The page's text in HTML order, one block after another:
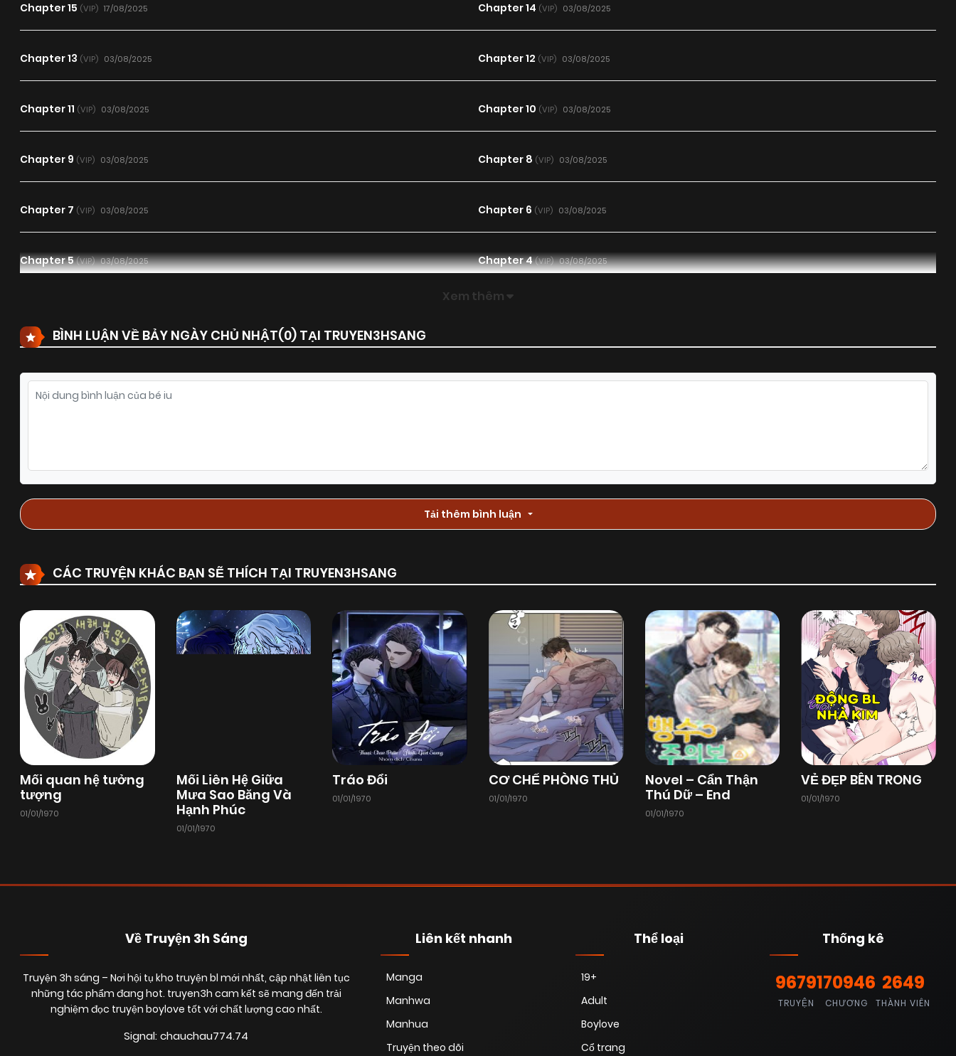
Chapter 15 (VIP) 17/08/2025 Chapter 14 (VIP) 03/08/2025
Chapter 13 (VIP) 03/08/2025 Chapter 12 (VIP) 03/08/2025
Chapter 11 (VIP) 03/08/2025 Chapter 10 (VIP) 03/08/2025
Chapter 9 (VIP) 03/08/2025 Chapter 8 (VIP) 03/08/2025
Chapter 7 (VIP) 03/08/2025 Chapter 6 (VIP) 03/08/2025
Chapter 5(VIP) 03/08/2025 Chapter 4(VIP) 03/08/2025
Xem thêm
BÌNH LUẬN VỀ BẢY NGÀY CHỦ NHẬT(0) TẠI TRUYEN3HSANG
Tải thêm bình luận
CÁC TRUYỆN KHÁC BẠN SẼ THÍCH TẠI TRUYEN3HSANG
Mối quan hệ tưởng
tượng
01/01/1970
Mối Liên Hệ Giữa
Mưa Sao Băng Và
Hạnh Phúc
01/01/1970
Tráo Đổi
01/01/1970
CƠ CHẾ PHÒNG THỦ
01/01/1970
Novel – Cẩn Thận
Thú Dữ – End
01/01/1970
VẺ ĐẸP BÊN TRONG
01/01/1970
Về Truyện 3h Sáng
Truyện 3h sáng – Nơi hội tụ kho truyện bl mới nhất, cập nhật liên tục
những tác phẩm đang hot. truyen3h cam kết sẽ mang đến trải
nghiệm đọc truyện boylove tốt với chất lượng cao nhất.
Signal: chauchau774.74
Liên kết nhanh
Manga
Manhwa
Manhua
Truyện theo dõi
Thể loại
19+
Adult
Boylove
Cổ trang
Thống kê
9679
TRUYỆN
170946
CHƯƠNG
2649
THÀNH VIÊN